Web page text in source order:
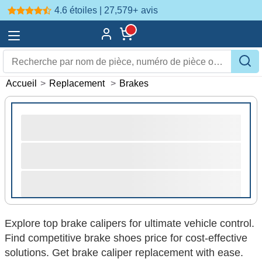
4.6 étoiles | 27,579+ avis
Accueil > Replacement > Brakes
Explore top brake calipers for ultimate vehicle control.
Find competitive brake shoes price for cost-effective
solutions. Get brake caliper replacement with ease.